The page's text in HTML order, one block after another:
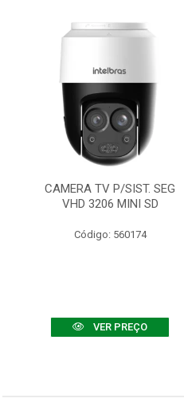
CAMERA TV P/SIST. SEG
VHD 3206 MINI SD
Código: 560174
VER PREÇO